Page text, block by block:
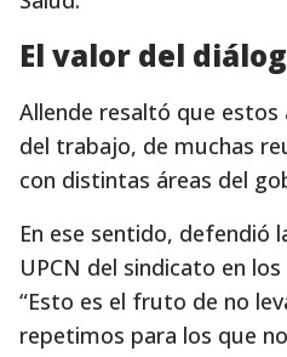
El valor del
Allende resaltó que estos
del trabajo, de muchas
con distintas áreas del
En ese sentido, defendió
UPCN del sindicato en
“Esto es el fruto de no
repetimos para los que